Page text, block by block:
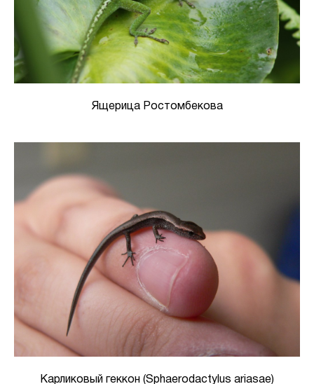
Ящерица Ростомбекова
Карликовый геккон (Sphaerodactylus ariasae)